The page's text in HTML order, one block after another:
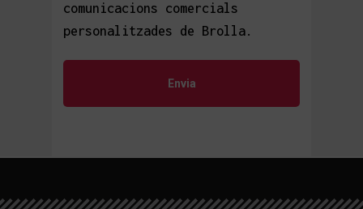
comunicacions comercials
personalitzades de Brolla.